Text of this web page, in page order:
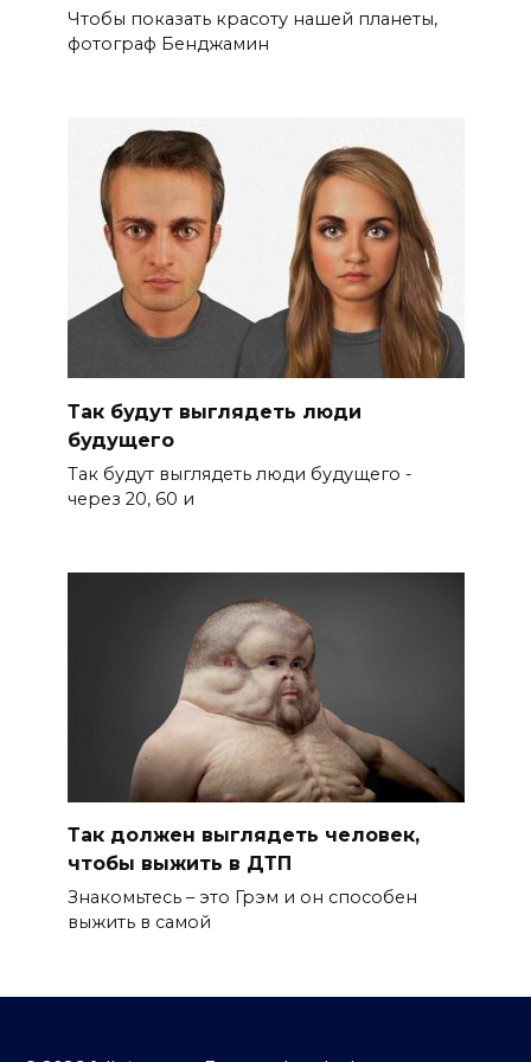
Чтобы показать красоту нашей планеты,
фотограф Бенджамин
Так будут выглядеть люди
будущего
Так будут выглядеть люди будущего -
через 20, 60 и
Так должен выглядеть человек,
чтобы выжить в ДТП
Знакомьтесь – это Грэм и он способен
выжить в самой